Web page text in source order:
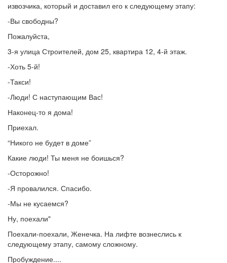
извозчика, который и доставил его к следующему этапу:
-Вы свободны?
Пожалуйста,
3-я улица Строителей, дом 25, квартира 12, 4-й этаж.
-Хоть 5-й!
-Такси!
-Люди! С наступающим Вас!
Наконец-то я дома!
Приехал.
“Никого не будет в доме”
Какие люди! Ты меня не боишься?
-Осторожно!
-Я провалился. Спасибо.
-Мы не кусаемся?
Ну, поехали"
Поехали-поехали, Женечка. На лифте вознеслись к
следующему этапу, самому сложному.
Пробуждение....